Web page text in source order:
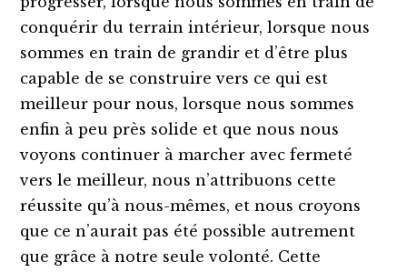
conquérir du terrain intérieur, lorsque nous
sommes en train de grandir et d’être plus
capable de se construire vers ce qui est
meilleur pour nous, lorsque nous sommes
enfin à peu près solide et que nous nous
voyons continuer à marcher avec fermeté
vers le meilleur, nous n’attribuons cette
réussite qu’à nous-mêmes, et nous croyons
que ce n’aurait pas été possible autrement
que grâce à notre seule volonté. Cette